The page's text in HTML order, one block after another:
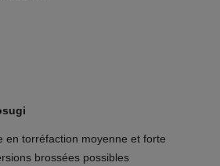
en torréfaction moyenne et forte
brossées possibles